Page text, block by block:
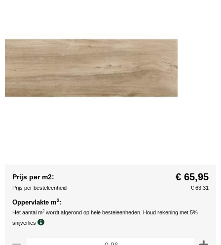
Prijs per m2: € 65,95
Prijs per besteleenheid € 63,31
Oppervlakte m2:
Het aantal m2 wordt afgerond op hele besteleenheden. Houd rekening met 5%
snijverlies